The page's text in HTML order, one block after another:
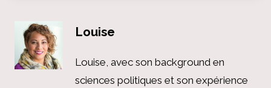
Louise
Louise, avec son background en
sciences politiques et son expérience